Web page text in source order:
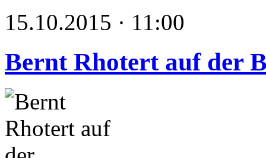
15.10.2015 · 11:00
Bernt Rhotert auf der